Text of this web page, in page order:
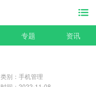
专题 资讯
类别：手机管理